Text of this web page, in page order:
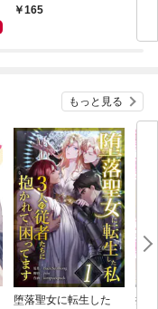
分冊版 1
165
もっと見る
堕落聖女に転生した
授